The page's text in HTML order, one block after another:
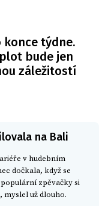
konce týdne.
bude jen
záležitostí
na Bali
v hudebním
dočkala, když se
zpěvačky si
myslel už dlouho.